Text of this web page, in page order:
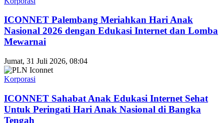
ICONNET Palembang Meriahkan Hari Anak
Nasional 2026 dengan Edukasi Internet dan Lomba
Mewarnai
Jumat, 31 Juli 2026, 08:04
Korporasi
ICONNET Sahabat Anak Edukasi Internet Sehat
Untuk Peringati Hari Anak Nasional di Bangka
Tengah